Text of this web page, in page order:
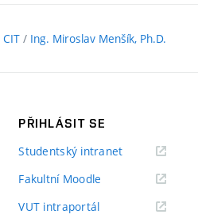
CIT / Ing. Miroslav Menšík, Ph.D.
PŘIHLÁSIT SE
Studentský intranet(externí
Fakultní Moodle
VUT intraportál(externí